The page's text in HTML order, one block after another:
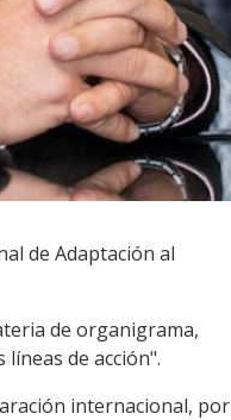
de Adaptación al
de organigrama,
de acción".
internacional, por